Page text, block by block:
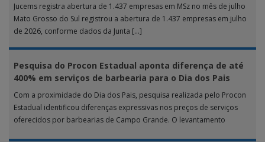
Jucems registra abertura de 1.437 empresas em MSz no mês de julho
Mato Grosso do Sul registrou a abertura de 1.437 empresas em julho
de 2026, conforme dados da Junta […]
Pesquisa do Procon Estadual aponta diferença de até
400% em serviços de barbearia para o Dia dos Pais
Com a proximidade do Dia dos Pais, pesquisa realizada pelo Procon
Estadual identificou diferenças expressivas nos preços de serviços
oferecidos por barbearias de Campo Grande. O levantamento